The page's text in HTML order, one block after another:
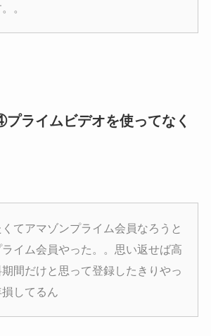
。
ライムビデオを使ってなく
てアマゾンプライム会員なろうと
イム会員やった。。思い返せば高
間だけと思って登録したきりやっ
してるん